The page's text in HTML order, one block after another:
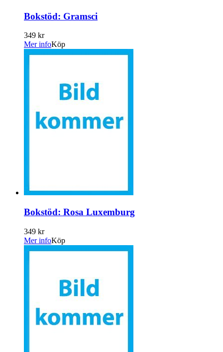
Bokstöd: Gramsci
349 kr
Mer infoKöp
Bokstöd: Rosa Luxemburg
349 kr
Mer infoKöp